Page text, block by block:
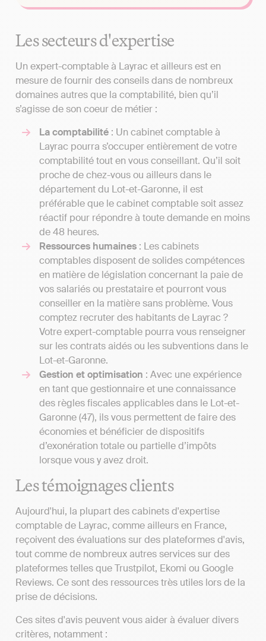
Les secteurs d'expertise
Un expert-comptable à Layrac et ailleurs est en
mesure de fournir des conseils dans de nombreux
domaines autres que la comptabilité, bien qu’il
s’agisse de son coeur de métier :
La comptabilité : Un cabinet comptable à
Layrac pourra s’occuper entièrement de votre
comptabilité tout en vous conseillant. Qu’il soit
proche de chez-vous ou ailleurs dans le
département du Lot-et-Garonne, il est
préférable que le cabinet comptable soit assez
réactif pour répondre à toute demande en moins
de 48 heures.
Ressources humaines : Les cabinets
comptables disposent de solides compétences
en matière de législation concernant la paie de
vos salariés ou prestataire et pourront vous
conseiller en la matière sans problème. Vous
comptez recruter des habitants de Layrac ?
Votre expert-comptable pourra vous renseigner
sur les contrats aidés ou les subventions dans le
Lot-et-Garonne.
Gestion et optimisation : Avec une expérience
en tant que gestionnaire et une connaissance
des règles fiscales applicables dans le Lot-et-
Garonne (47), ils vous permettent de faire des
économies et bénéficier de dispositifs
d’exonération totale ou partielle d’impôts
lorsque vous y avez droit.
Les témoignages clients
Aujourd'hui, la plupart des cabinets d'expertise
comptable de Layrac, comme ailleurs en France,
reçoivent des évaluations sur des plateformes d'avis,
tout comme de nombreux autres services sur des
plateformes telles que Trustpilot, Ekomi ou Google
Reviews. Ce sont des ressources très utiles lors de la
prise de décisions.
Ces sites d'avis peuvent vous aider à évaluer divers
critères, notamment :